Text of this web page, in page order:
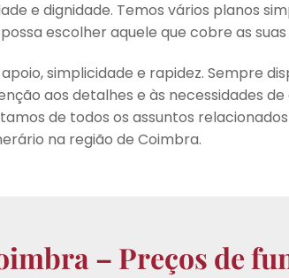
e dignidade. Temos vários planos
escolher aquele que cobre as suas
simplicidade e rapidez. Sempre
aos detalhes e às necessidades
de todos os assuntos
na região de Coimbra.
– Preços de